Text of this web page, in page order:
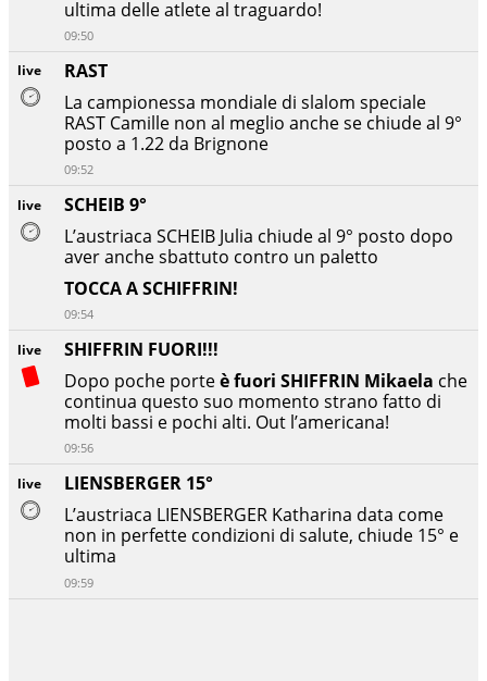
live
LIENSBERGER 15°
L’austriaca LIENSBERGER Katharina data come
non in perfette condizioni di salute, chiude 15° e
ultima
09:59
live
SHIFFRIN FUORI!!!
Dopo poche porteè fuori SHIFFRIN Mikaela che
continua questo suo momento strano fatto di
molti bassi e pochi alti. Out l’americana!
09:56
live
SCHEIB 9°
L’austriaca SCHEIB Julia chiude al 9° posto dopo
aver anche sbattuto contro un paletto
TOCCA A SCHIFFRIN!
09:54
live
RAST
La campionessa mondiale di slalom speciale
RAST Camille non al meglio anche se chiude al 9°
posto a 1.22 da Brignone
09:52
ultima delle atlete al traguardo!
09:50